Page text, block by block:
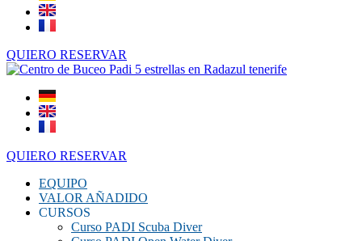
QUIERO RESERVAR
QUIERO RESERVAR
EQUIPO
VALOR AÑADIDO
CURSOS
Curso PADI Scuba Diver